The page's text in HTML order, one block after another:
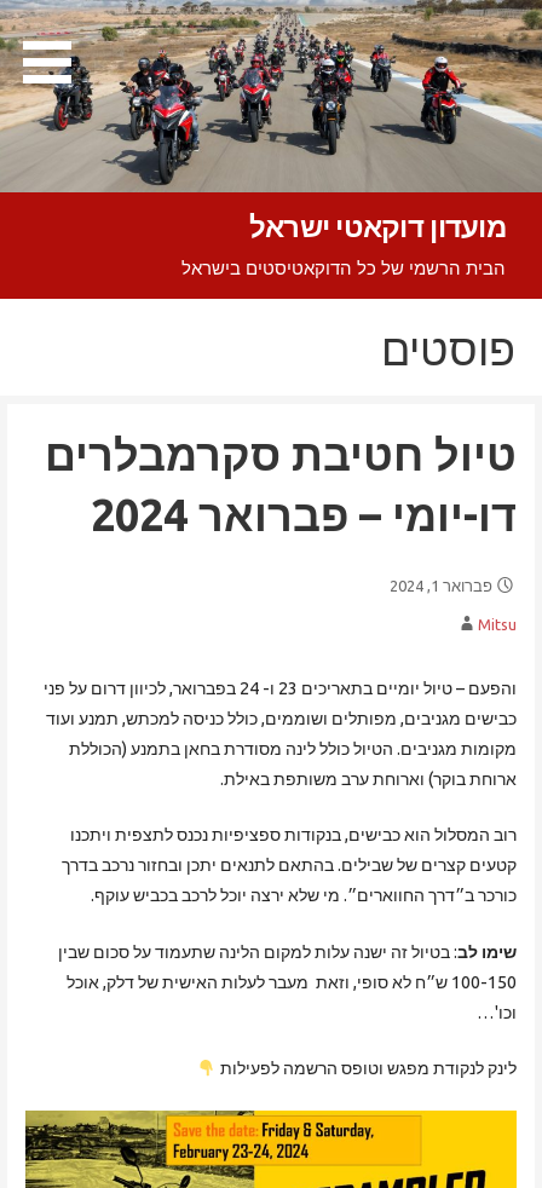
Skip
to
content
מועדון דוקאטי ישראל
הבית הרשמי של כל הדוקאטיסטים בישראל
פוסטים
טיול חטיבת סקרמבלרים
דו-יומי – פברואר 2024
פברואר 1, 2024
Mitsu
והפעם – טיול יומיים בתאריכים 23 ו- 24 בפברואר, לכיוון דרום על פני
כבישים מגניבים, מפותלים ושוממים, כולל כניסה למכתש, תמנע ועוד
מקומות מגניבים. הטיול כולל לינה מסודרת בחאן בתמנע (הכוללת
ארוחת בוקר) וארוחת ערב משותפת באילת.
רוב המסלול הוא כבישים, בנקודות ספציפיות נכנס לתצפית ויתכנו
קטעים קצרים של שבילים. בהתאם לתנאים יתכן ובחזור נרכב בדרך
כורכר ב״דרך החווארים״. מי שלא ירצה יוכל לרכב בכביש עוקף.
שימו לב: בטיול זה ישנה עלות למקום הלינה שתעמוד על סכום שבין
100-150 ש״ח לא סופי, וזאת מעבר לעלות האישית של דלק, אוכל
וכו'…
לינק לנקודת מפגש וטופס הרשמה לפעילות